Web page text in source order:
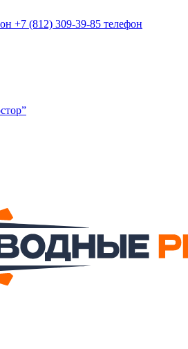
+7 (812) 309-39-85 телефон